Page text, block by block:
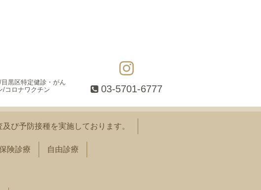
黒区特定健診・がん
/コロナワクチン
03-5701-6777
び予防接種を実施しております。
険診療 自由診療